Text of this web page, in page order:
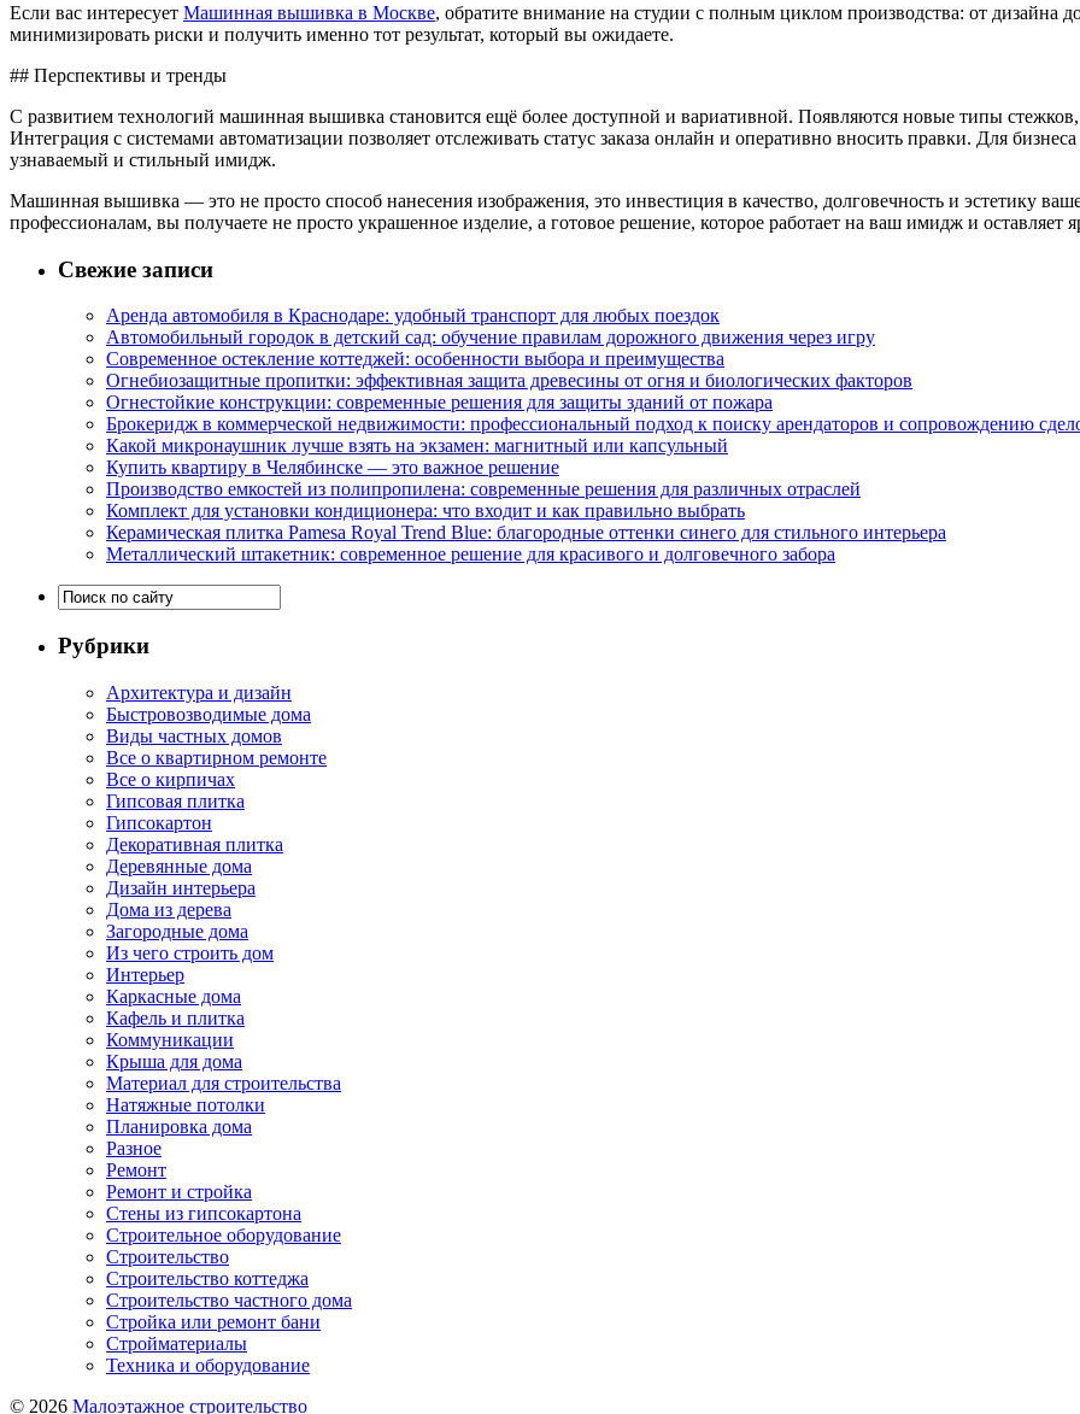
Если вас интересует Машинная вышивка в Москве, обратите внимание на студии с полным циклом производства: от дизайна
минимизировать риски и получить именно тот результат, который вы ожидаете.
## Перспективы и тренды
С развитием технологий машинная вышивка становится ещё более доступной и вариативной. Появляются новые типы
Интеграция с системами автоматизации позволяет отслеживать статус заказа онлайн и оперативно вносить правки. Для
узнаваемый и стильный имидж.
Машинная вышивка — это не просто способ нанесения изображения, это инвестиция в качество, долговечность и эстетику
профессионалам, вы получаете не просто украшенное изделие, а готовое решение, которое работает на ваш имидж и оставляет
Свежие записи
Аренда автомобиля в Краснодаре: удобный транспорт для любых поездок
Автомобильный городок в детский сад: обучение правилам дорожного движения через игру
Современное остекление коттеджей: особенности выбора и преимущества
Огнебиозащитные пропитки: эффективная защита древесины от огня и биологических факторов
Огнестойкие конструкции: современные решения для защиты зданий от пожара
Брокеридж в коммерческой недвижимости: профессиональный подход к поиску арендаторов и сопровождению
Какой микронаушник лучше взять на экзамен: магнитный или капсульный
Купить квартиру в Челябинске — это важное решение
Производство емкостей из полипропилена: современные решения для различных отраслей
Комплект для установки кондиционера: что входит и как правильно выбрать
Керамическая плитка Pamesa Royal Trend Blue: благородные оттенки синего для стильного интерьера
Металлический штакетник: современное решение для красивого и долговечного забора
Рубрики
Архитектура и дизайн
Быстровозводимые дома
Виды частных домов
Все о квартирном ремонте
Все о кирпичах
Гипсовая плитка
Гипсокартон
Декоративная плитка
Деревянные дома
Дизайн интерьера
Дома из дерева
Загородные дома
Из чего строить дом
Интерьер
Каркасные дома
Кафель и плитка
Коммуникации
Крыша для дома
Материал для строительства
Натяжные потолки
Планировка дома
Разное
Ремонт
Ремонт и стройка
Стены из гипсокартона
Строительное оборудование
Строительство
Строительство коттеджа
Строительство частного дома
Стройка или ремонт бани
Стройматериалы
Техника и оборудование
© 2026 Малоэтажное строительство